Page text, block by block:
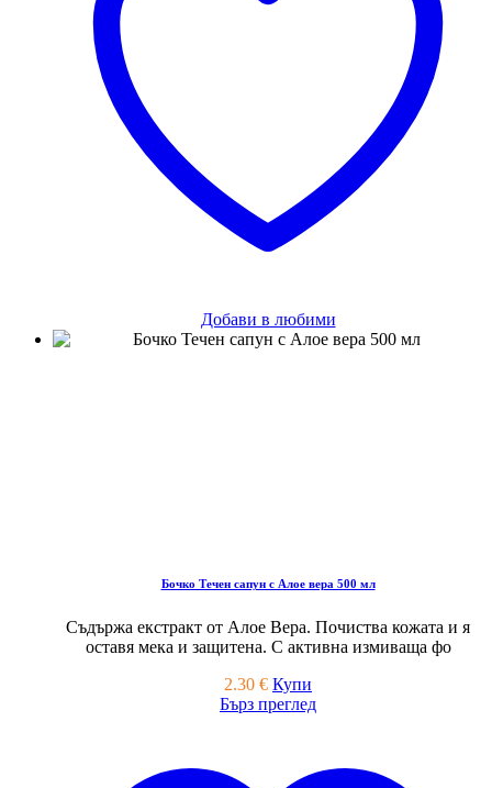
Добави в любими
Бочко Течен сапун с Алое вера 500 мл
Съдържа екстракт от Алое Вера. Почиства кожата и я
оставя мека и защитена. С активна измиваща фо
2.30 € Купи
Бърз преглед